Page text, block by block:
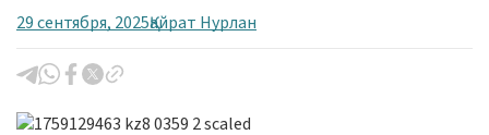
29 сентября, 2025Қайрат Нурлан